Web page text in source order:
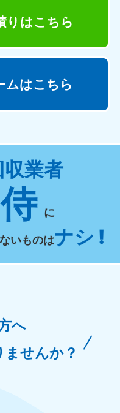
り はこちら
ムはこちら
業者
に
いものはナシ !
へ
せんか？